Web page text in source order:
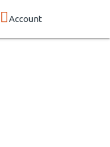
Account